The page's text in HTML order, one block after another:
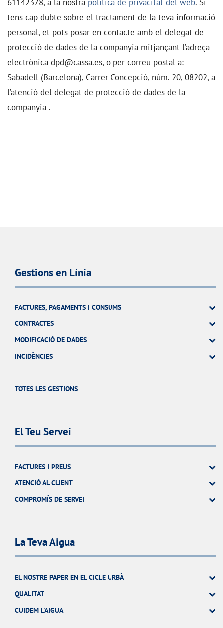
61142378, a la nostra política de privacitat del web. Si
tens cap dubte sobre el tractament de la teva informació
personal, et pots posar en contacte amb el delegat de
protecció de dades de la companyia mitjançant l’adreça
electrònica dpd@cassa.es, o per correu postal a:
Sabadell (Barcelona), Carrer Concepció, núm. 20, 08202, a
l’atenció del delegat de protecció de dades de la
companyia .
Gestions en Línia
FACTURES, PAGAMENTS I CONSUMS
CONTRACTES
MODIFICACIÓ DE DADES
INCIDÈNCIES
TOTES LES GESTIONS
El Teu Servei
FACTURES I PREUS
ATENCIÓ AL CLIENT
COMPROMÍS DE SERVEI
La Teva Aigua
EL NOSTRE PAPER EN EL CICLE URBÀ
QUALITAT
CUIDEM L'AIGUA